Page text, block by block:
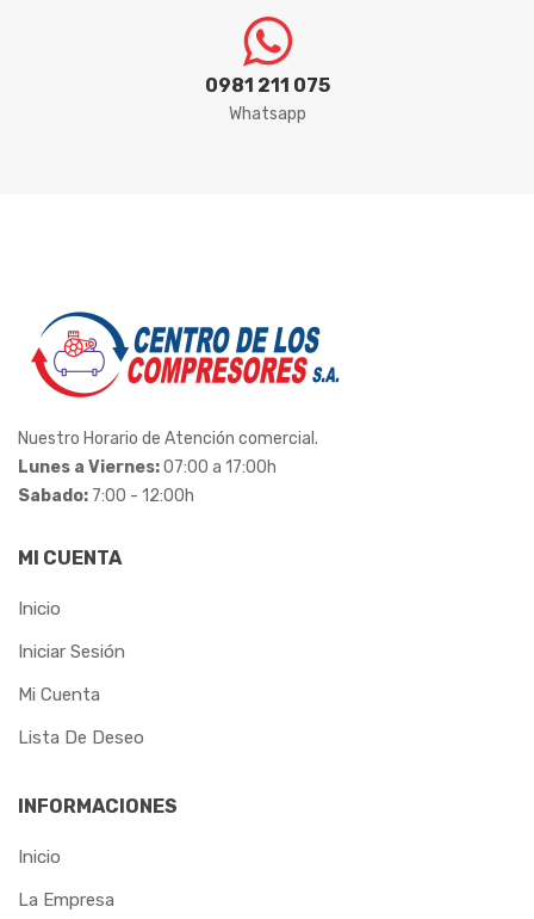
0981 211 075
Whatsapp
Nuestro Horario de Atención comercial.
Lunes a Viernes:07:00 a 17:00h
Sabado: 7:00 - 12:00h
MI CUENTA
Inicio
Iniciar Sesión
Mi Cuenta
Lista De Deseo
INFORMACIONES
Inicio
La Empresa